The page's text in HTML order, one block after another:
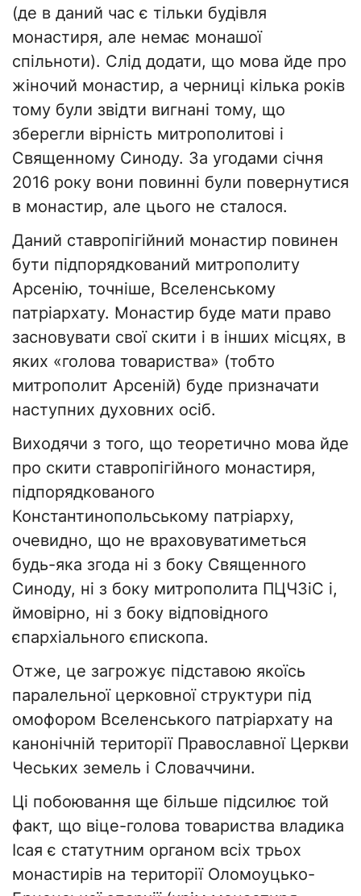
(де в даний час є тільки будівля
монастиря, але немає монашої
спільноти). Слід додати, що мова йде про
жіночий монастир, а черниці кілька років
тому були звідти вигнані тому, що
зберегли вірність митрополитові і
Священному Синоду. За угодами січня
2016 року вони повинні були повернутися
в монастир, але цього не сталося.
Даний ставропігійний монастир повинен
бути підпорядкований митрополиту
Арсенію, точніше, Вселенському
патріархату. Монастир буде мати право
засновувати свої скити і в інших місцях, в
яких «голова товариства» (тобто
митрополит Арсеній) буде призначати
наступних духовних осіб.
Виходячи з того, що теоретично мова йде
про скити ставропігійного монастиря,
підпорядкованого
Константинопольському патріарху,
очевидно, що не враховуватиметься
будь-яка згода ні з боку Священного
Синоду, ні з боку митрополита ПЦЧЗіС і,
ймовірно, ні з боку відповідного
єпархіального єпископа.
Отже, це загрожує підставою якоїсь
паралельної церковної структури під
омофором Вселенського патріархату на
канонічній території Православної Церкви
Чеських земель і Словаччини.
Ці побоювання ще більше підсилює той
факт, що віце-голова товариства владика
Ісая є статутним органом всіх трьох
монастирів на території Оломоуцько-